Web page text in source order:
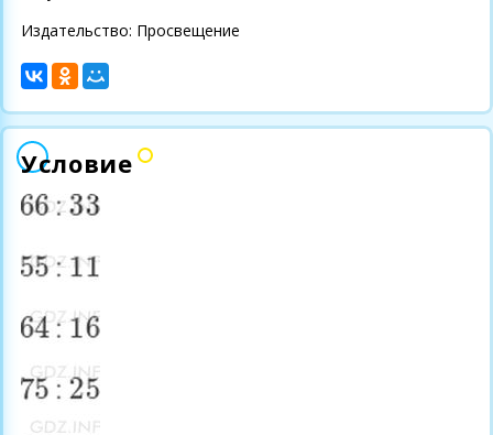
Издательство: Просвещение
Условие